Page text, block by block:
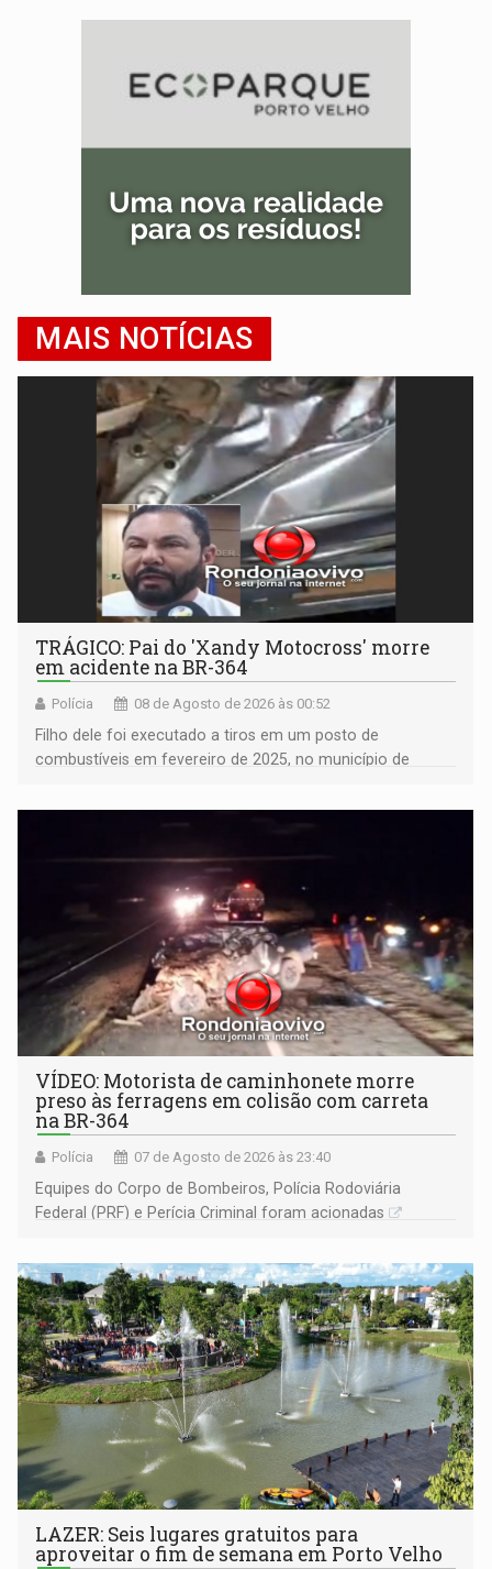
MAIS NOTÍCIAS
TRÁGICO: Pai do 'Xandy Motocross' morre
em acidente na BR-364
Polícia 08 de Agosto de 2026 às 00:52
Filho dele foi executado a tiros em um posto de
combustíveis em fevereiro de 2025, no município de
VÍDEO: Motorista de caminhonete morre
preso às ferragens em colisão com carreta
na BR-364
Polícia 07 de Agosto de 2026 às 23:40
Equipes do Corpo de Bombeiros, Polícia Rodoviária
Federal (PRF) e Perícia Criminal foram acionadas
LAZER: Seis lugares gratuitos para
aproveitar o fim de semana em Porto Velho